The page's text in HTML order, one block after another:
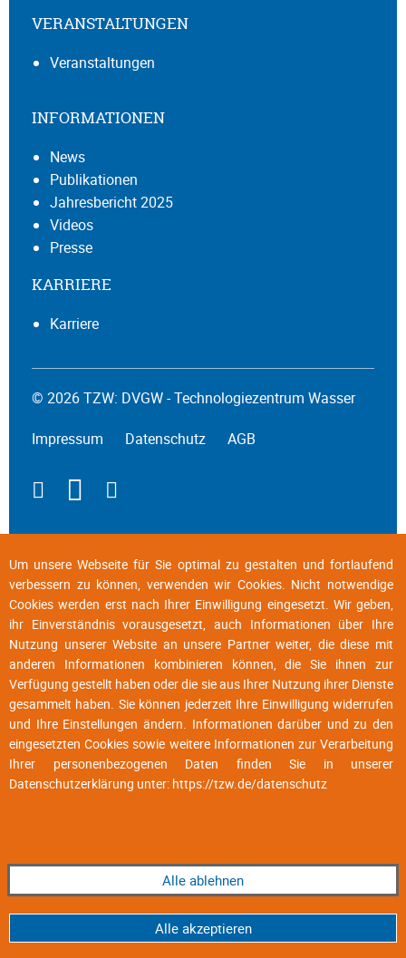
VERANSTALTUNGEN
Veranstaltungen
INFORMATIONEN
News
Publikationen
Jahresbericht 2025
Videos
Presse
KARRIERE
Karriere
© 2026 TZW: DVGW - Technologiezentrum Wasser
Impressum Datenschutz AGB
Um unsere Webseite für Sie optimal zu gestalten und fortlaufend
verbessern zu können, verwenden wir Cookies. Nicht notwendige
Cookies werden erst nach Ihrer Einwilligung eingesetzt. Wir geben,
ihr Einverständnis vorausgesetzt, auch Informationen über Ihre
Nutzung unserer Website an unsere Partner weiter, die diese mit
anderen Informationen kombinieren können, die Sie ihnen zur
Verfügung gestellt haben oder die sie aus Ihrer Nutzung ihrer Dienste
gesammelt haben. Sie können jederzeit Ihre Einwilligung widerrufen
und Ihre Einstellungen ändern. Informationen darüber und zu den
eingesetzten Cookies sowie weitere Informationen zur Verarbeitung
Ihrer personenbezogenen Daten finden Sie in unserer
Datenschutzerklärung unter: https://tzw.de/datenschutz
Alle ablehnen
Alle akzeptieren